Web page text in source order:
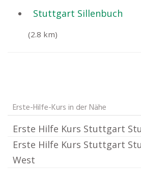
Stuttgart Sillenbuch
(2.8 km)
Erste-Hilfe-Kurs in der Nähe
Erste Hilfe Kurs Stuttgart
Erste Hilfe Kurs Stuttgart
West